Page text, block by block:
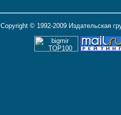
Copyright © 1992-2009 Издательская